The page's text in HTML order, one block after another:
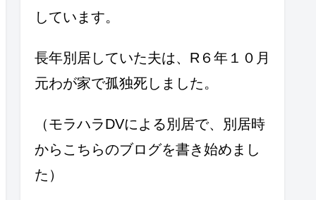
しています。
長年別居していた夫は、R６年１０月
元わが家で孤独死しました。
（モラハラDVによる別居で、別居時
からこちらのブログを書き始めまし
た）